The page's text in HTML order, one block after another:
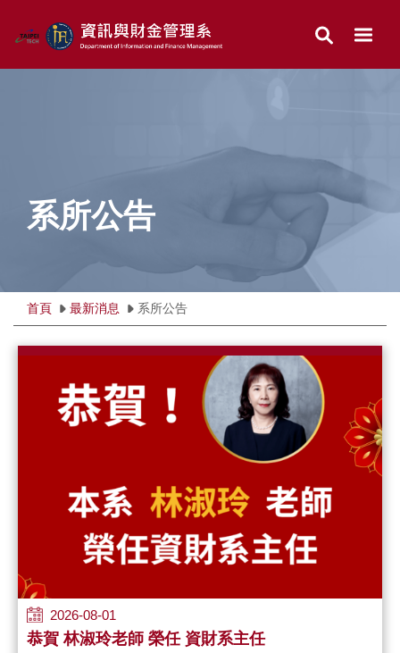
到
要
系所公告
首頁 最新消息 系所公告
2026-08-01
恭賀 林淑玲老師 榮任 資財系主任